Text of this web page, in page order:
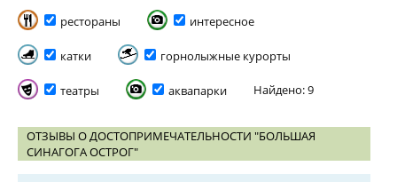
рестораны интересное
катки горнолыжные курорты
театры аквапарки Найдено: 9
ОТЗЫВЫ О ДОСТОПРИМЕЧАТЕЛЬНОСТИ "БОЛЬШАЯ
СИНАГОГА ОСТРОГ"